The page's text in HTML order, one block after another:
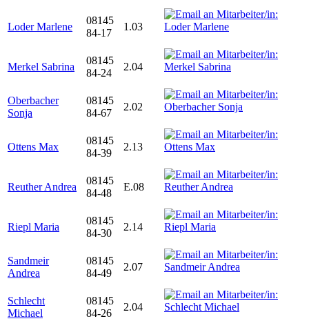
Loder Marlene
08145
84-17
1.03
Merkel Sabrina
08145
84-24
2.04
Oberbacher
Sonja
08145
84-67
2.02
Ottens Max
08145
84-39
2.13
Reuther Andrea
08145
84-48
E.08
Riepl Maria
08145
84-30
2.14
Sandmeir
Andrea
08145
84-49
2.07
Schlecht
Michael
08145
84-26
2.04